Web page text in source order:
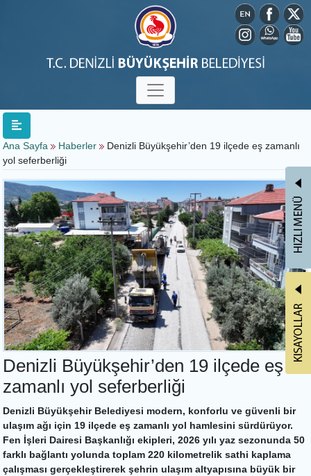
Ana Sayfa Haberler
Denizli Büyükşehir’den 19 ilçede eş zamanlı
yol seferberliği
Denizli Büyükşehir’den 19 ilçede eş
zamanlı yol seferberliği
Denizli Büyükşehir Belediyesi modern, konforlu ve güvenli bir
ulaşım ağı için 19 ilçede eş zamanlı yol hamlesini sürdürüyor.
Fen İşleri Dairesi Başkanlığı ekipleri, 2026 yılı yaz sezonunda 50
farklı bağlantı yolunda toplam 220 kilometrelik sathi kaplama
çalışması gerçekleştirerek şehrin ulaşım altyapısına büyük bir